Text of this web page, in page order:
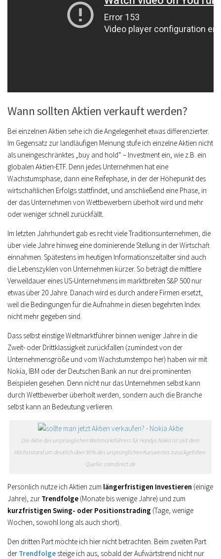
Wann sollten Aktien verkauft werden?
Bei einzelnen Aktien sehe ich die Angelegenheit etwas differenzierter.
Im Gegensatz zur landläufigen Meinung stufe ich einzelne Aktien nicht
als uneingeschränktes „buy and hold“ – Investment ein, wie z.B. ein
globalen Aktien-ETF. Denn jedes Unternehmen hat eine
Wachstumsphase, dann eine Reifephase, in der der Höhepunkt des
wirtschaftlichen Erfolgs stattfindet, und anschließend eine Phase, in
der das Unternehmen von Wettbewerbern überholt wird und mehr
oder weniger schnell zurückfällt.
Im letzten Jahrhundert gab es recht viele Traditionsunternehmen, die
über viele Jahre hinweg eine dominierende Stellung in der Wirtschaft
einnahmen. Spätestens im heutigen Informationszeitalter sind auch
die Lebenszyklen von Unternehmen kürzer. So beträgt die mittlere
Verweildauer eines US-Unternehmens im marktbreiten S&P 500 nur
etwas über 20 Jahre. Danach wird es durch andere Firmen ersetzt,
weil die Bedingungen für die Aufnahme in diesen begehrten Index
nicht mehr gegeben sind.
Dass selbst einstige Weltmarktführer binnen weniger Jahre in die
Zweit- oder Drittklassigkeit zurückfallen (zumindest von der
Unternehmensgröße und vom Wachstumstempo her) haben wir mit
Nokia, IBM oder der Deutschen Bank an nur drei prominenten
Beispielen gesehen. Denn nicht nur das Unternehmen selbst kann
durch Wettbewerber überholt werden, sondern auch die Branche
selbst kann an Bedeutung verlieren.
Die Aktie des ursprünglichen Weltmarktführers für Handys Nokia ist seit dem
Höchststand um deutlich über 90% des ursprünglichen Kurswertes zurückgefallen.
Quelle: comdirect.de
Persönlich nutze ich Aktien zum längerfristigen Investieren (einige
Jahre), zur Trendfolge (Monate bis wenige Jahre) und zum
kurzfristigen Swing- oder Positionstrading (Tage, wenige
Wochen, sowohl long als auch short).
Den dritten Part möchte ich hier nicht betrachten. Beim zweiten Part
der Trendfolge steige ich aus, sobald der Aufwärtstrend nicht nur